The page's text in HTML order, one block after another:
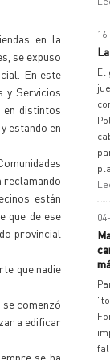
en la
se expuso
En este
y Servicios
en distintos
estando en
reclamando
están
que de ese
provincial
que nadie
comenzó
a edificar
se ha
El